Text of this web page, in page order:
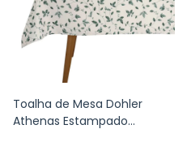
Toalha de Mesa Dohler
Athenas Estampado